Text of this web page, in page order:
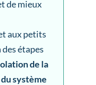
de mieux
aux petits
étapes
de la
système